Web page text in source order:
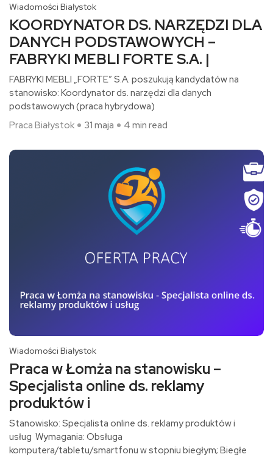
Wiadomości Białystok
KOORDYNATOR DS. NARZĘDZI DLA
DANYCH PODSTAWOWYCH –
FABRYKI MEBLI FORTE S.A. |
FABRYKI MEBLI „FORTE” S.A. poszukują kandydatów na
stanowisko: Koordynator ds. narzędzi dla danych
podstawowych (praca hybrydowa)​
Praca Białystok
31 maja 4 min read
Wiadomości Białystok
Praca w Łomża na stanowisku –
Specjalista online ds. reklamy
produktów i
Stanowisko: Specjalista online ds. reklamy produktów i
usług Wymagania: Obsługa
komputera/tabletu/smartfonu w stopniu biegłym; Biegłe